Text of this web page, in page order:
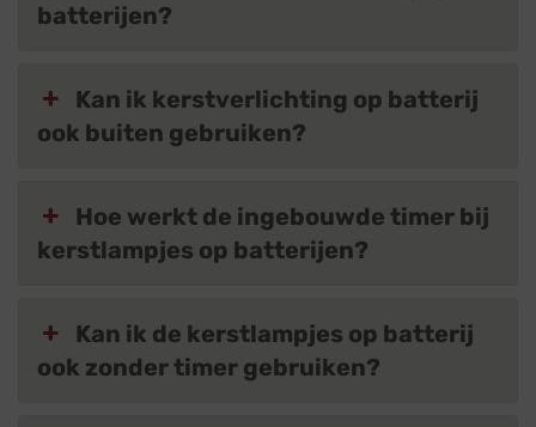
batterijen?
Kan ik kerstverlichting op batterij
ook buiten gebruiken?
Hoe werkt de ingebouwde timer bij
kerstlampjes op batterijen?
Kan ik de kerstlampjes op batterij
ook zonder timer gebruiken?